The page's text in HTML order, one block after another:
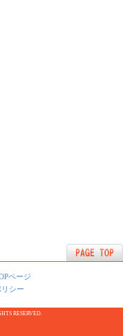
ページ
シー
RESERVED.